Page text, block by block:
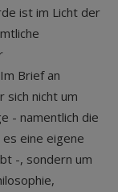
ist im Licht der
Brief an
sich nicht um
- namentlich die
eine eigene
-, sondern um